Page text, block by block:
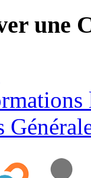
une